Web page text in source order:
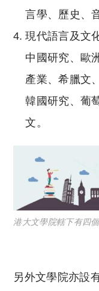
言學、歷史、
現代語言及文
中國研究、歐
產業、希臘文
韓國研究、葡
文。
港大文學院轄下有四
另外文學院亦設